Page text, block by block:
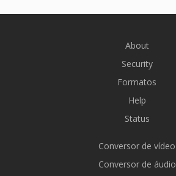
About
Security
Formatos
Help
Status
Conversor de vídeo
Conversor de áudio